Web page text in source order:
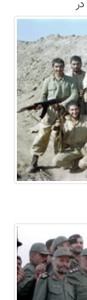
مصاحبۀ رزمندگان خمینی‌شهری لشکر8 در